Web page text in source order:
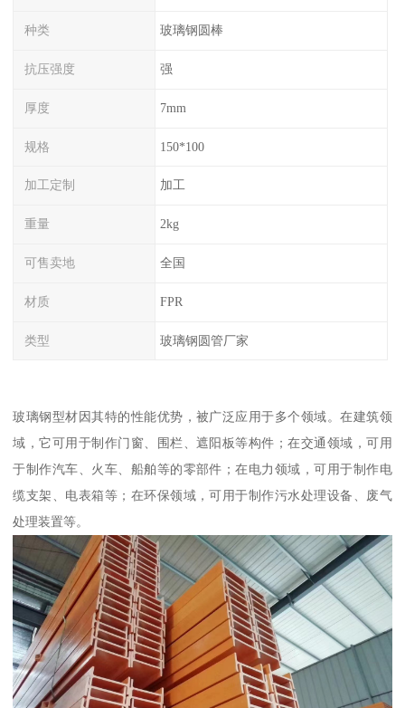
种类 玻璃钢圆棒
抗压强度 强
厚度 7mm
规格 150*100
加工定制 加工
重量 2kg
可售卖地 全国
材质 FPR
类型 玻璃钢圆管厂家
玻璃钢型材因其特的性能优势，被广泛应用于多个领域。在建筑领
域，它可用于制作门窗、围栏、遮阳板等构件；在交通领域，可用
于制作汽车、火车、船舶等的零部件；在电力领域，可用于制作电
缆支架、电表箱等；在环保领域，可用于制作污水处理设备、废气
处理装置等。